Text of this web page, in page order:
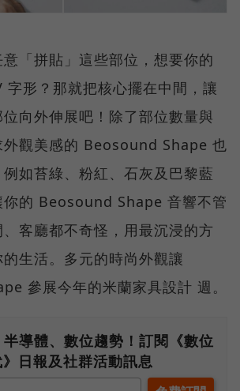
「拼貼」這些部位，想要你的
字形？那就把核心擺在中間，讓
向外伸展吧！除了部位數量與
外觀美感的 Beosound Shape 也
如苔綠、粉紅、石灰及巴黎藍
你的 Beosound Shape 音響不管
客廳都不奇怪，用最沉浸的方
生活。多元的時尚外觀讓
參展今年的米蘭家具設計 週。
導體、數位趨勢！訂閱《數位
日報及社群活動訊息